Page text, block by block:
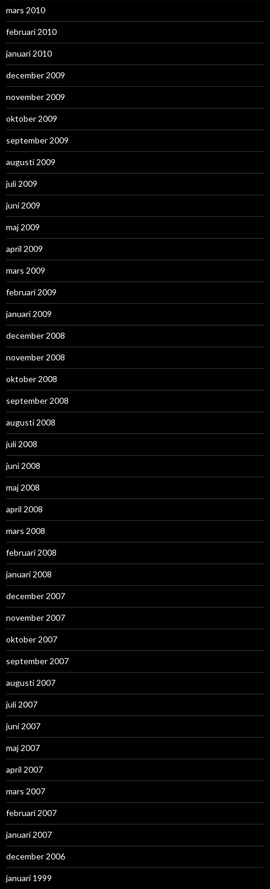
mars 2010
februari 2010
januari 2010
december 2009
november 2009
oktober 2009
september 2009
augusti 2009
juli 2009
juni 2009
maj 2009
april 2009
mars 2009
februari 2009
januari 2009
december 2008
november 2008
oktober 2008
september 2008
augusti 2008
juli 2008
juni 2008
maj 2008
april 2008
mars 2008
februari 2008
januari 2008
december 2007
november 2007
oktober 2007
september 2007
augusti 2007
juli 2007
juni 2007
maj 2007
april 2007
mars 2007
februari 2007
januari 2007
december 2006
januari 1999